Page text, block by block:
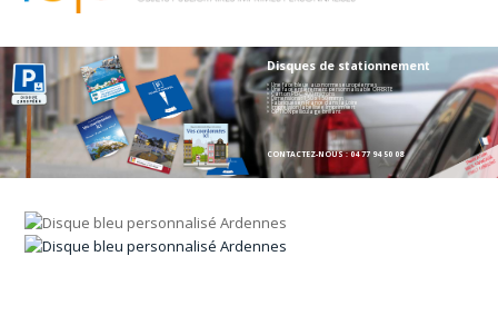
Disques de stationnement
> Une face bleue aux normes européennes
> Une face entièrement personnalisable OFFERTE
> Carton PEFC 400 microns
> Dimensions : 150 x 150 mmn
> Fabriqués en France dans la Loire
> Impression labellisée Imprim'vert
> OPTION pelliculage brillant
CONTACTEZ-NOUS : 04 77 94 50 08